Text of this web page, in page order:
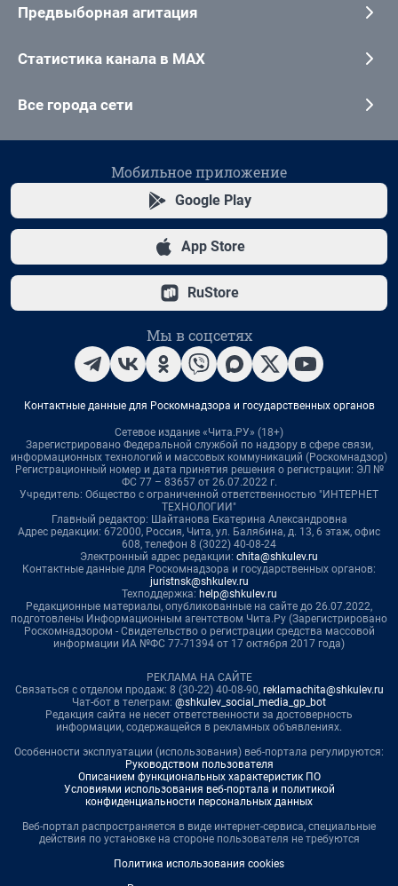
Предвыборная агитация
Статистика канала в MAX
Все города сети
Мобильное приложение
Google Play
App Store
RuStore
Мы в соцсетях
Контактные данные для Роскомнадзора и государственных органов
Сетевое издание «Чита.РУ» (18+)
Зарегистрировано Федеральной службой по надзору в сфере связи,
информационных технологий и массовых коммуникаций (Роскомнадзор)
Регистрационный номер и дата принятия решения о регистрации: ЭЛ №
ФС 77 – 83657 от 26.07.2022 г.
Учредитель: Общество с ограниченной ответственностью "ИНТЕРНЕТ
ТЕХНОЛОГИИ"
Главный редактор: Шайтанова Екатерина Александровна
Адрес редакции: 672000, Россия, Чита, ул. Балябина, д. 13, 6 этаж, офис
608, телефон 8 (3022) 40-08-24
Электронный адрес редакции: chita@shkulev.ru
Контактные данные для Роскомнадзора и государственных органов:
juristnsk@shkulev.ru
Техподдержка: help@shkulev.ru
Редакционные материалы, опубликованные на сайте до 26.07.2022,
подготовлены Информационным агентством Чита.Ру (Зарегистрировано
Роскомнадзором - Свидетельство о регистрации средства массовой
информации ИА №ФС 77-71394 от 17 октября 2017 года)
РЕКЛАМА НА САЙТЕ
Связаться с отделом продаж: 8 (30-22) 40-08-90, reklamachita@shkulev.ru
Чат-бот в телеграм: @shkulev_social_media_gp_bot
Редакция сайта не несет ответственности за достоверность
информации, содержащейся в рекламных объявлениях.
Особенности эксплуатации (использования) веб-портала регулируются:
Руководством пользователя
Описанием функциональных характеристик ПО
Условиями использования веб-портала и политикой
конфиденциальности персональных данных
Веб-портал распространяется в виде интернет-сервиса, специальные
действия по установке на стороне пользователя не требуются
Политика использования cookies